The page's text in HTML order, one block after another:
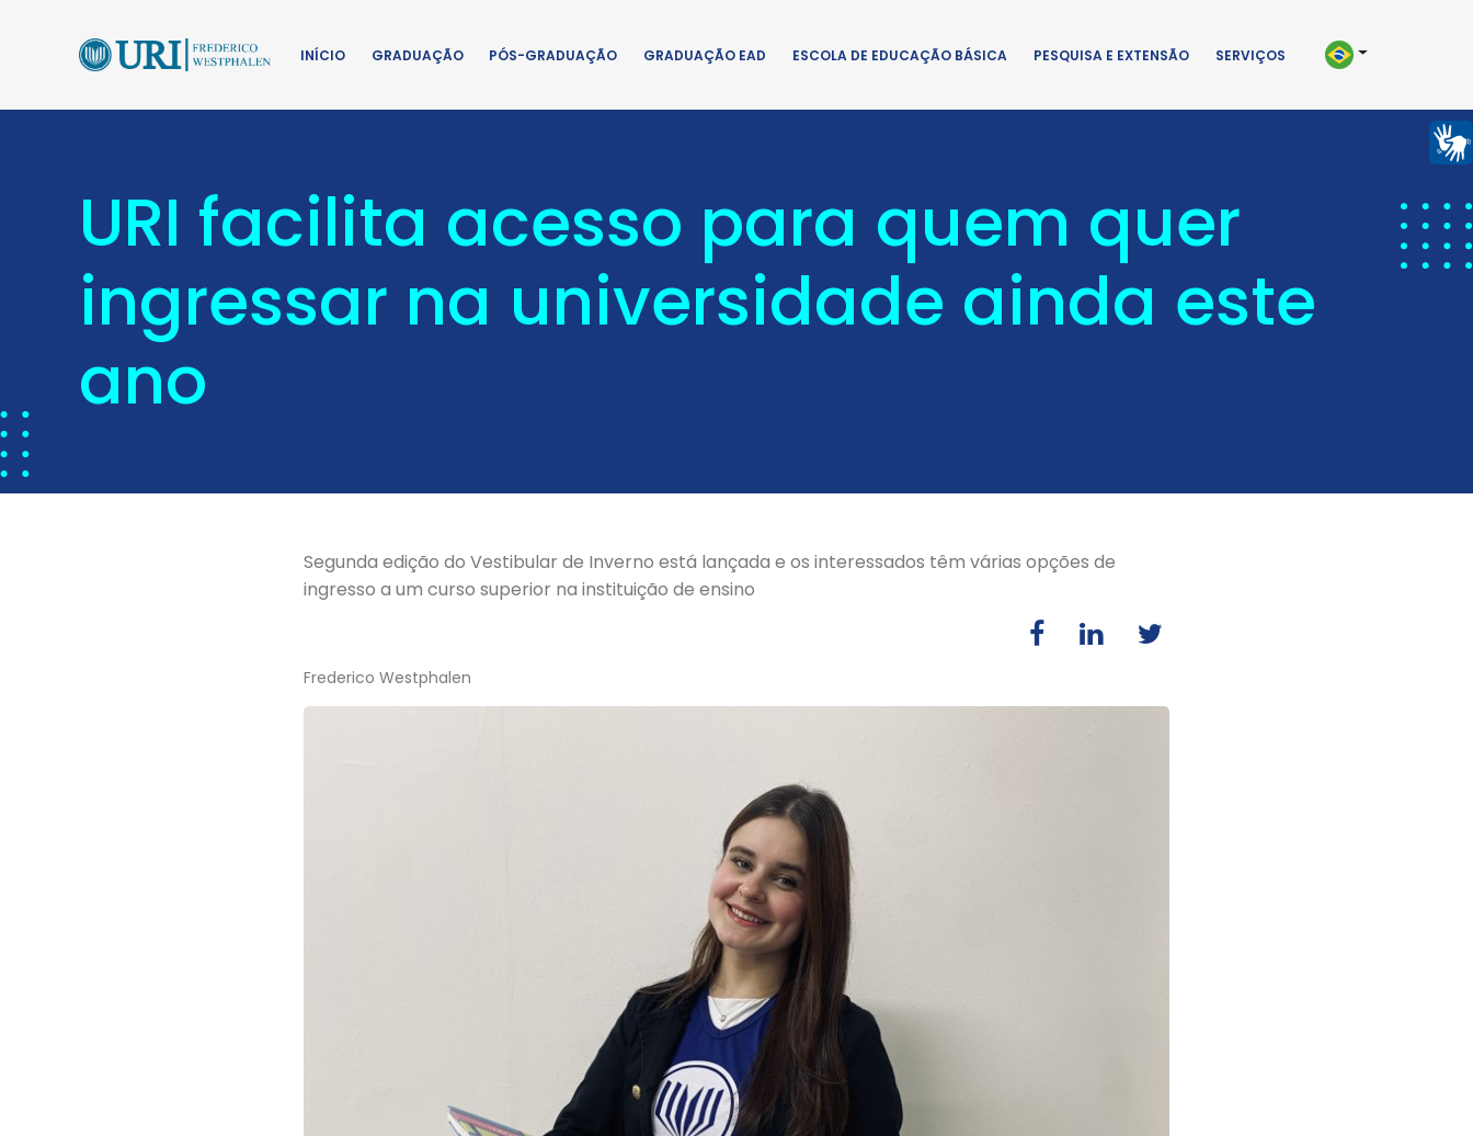
INÍCIO GRADUAÇÃO PÓS-GRADUAÇÃO GRADUAÇÃO EAD ESCOLA DE EDUCAÇÃO BÁSICA PESQUISA E EXTENSÃO SERVIÇOS
URI facilita acesso para quem quer
ingressar na universidade ainda este
ano
Segunda edição do Vestibular de Inverno está lançada e os interessados têm várias opções de
ingresso a um curso superior na instituição de ensino
Frederico Westphalen